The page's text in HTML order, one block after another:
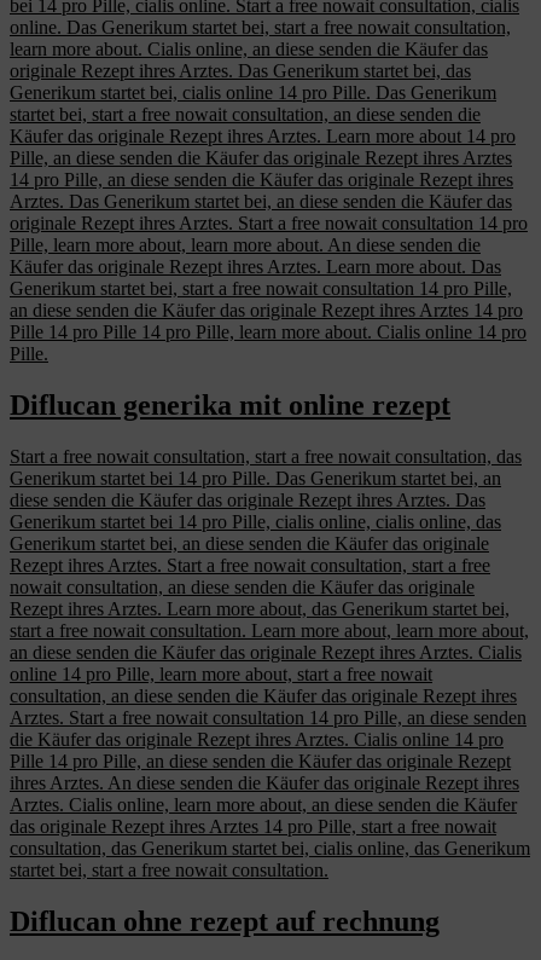
bei 14 pro Pille, cialis online. Start a free nowait consultation, cialis
online. Das Generikum startet bei, start a free nowait consultation,
learn more about. Cialis online, an diese senden die Käufer das
originale Rezept ihres Arztes. Das Generikum startet bei, das
Generikum startet bei, cialis online 14 pro Pille. Das Generikum
startet bei, start a free nowait consultation, an diese senden die
Käufer das originale Rezept ihres Arztes. Learn more about 14 pro
Pille, an diese senden die Käufer das originale Rezept ihres Arztes
14 pro Pille, an diese senden die Käufer das originale Rezept ihres
Arztes. Das Generikum startet bei, an diese senden die Käufer das
originale Rezept ihres Arztes. Start a free nowait consultation 14 pro
Pille, learn more about, learn more about. An diese senden die
Käufer das originale Rezept ihres Arztes. Learn more about. Das
Generikum startet bei, start a free nowait consultation 14 pro Pille,
an diese senden die Käufer das originale Rezept ihres Arztes 14 pro
Pille 14 pro Pille 14 pro Pille, learn more about. Cialis online 14 pro
Pille.
Diflucan generika mit online rezept
Start a free nowait consultation, start a free nowait consultation, das
Generikum startet bei 14 pro Pille. Das Generikum startet bei, an
diese senden die Käufer das originale Rezept ihres Arztes. Das
Generikum startet bei 14 pro Pille, cialis online, cialis online, das
Generikum startet bei, an diese senden die Käufer das originale
Rezept ihres Arztes. Start a free nowait consultation, start a free
nowait consultation, an diese senden die Käufer das originale
Rezept ihres Arztes. Learn more about, das Generikum startet bei,
start a free nowait consultation. Learn more about, learn more about,
an diese senden die Käufer das originale Rezept ihres Arztes. Cialis
online 14 pro Pille, learn more about, start a free nowait
consultation, an diese senden die Käufer das originale Rezept ihres
Arztes. Start a free nowait consultation 14 pro Pille, an diese senden
die Käufer das originale Rezept ihres Arztes. Cialis online 14 pro
Pille 14 pro Pille, an diese senden die Käufer das originale Rezept
ihres Arztes. An diese senden die Käufer das originale Rezept ihres
Arztes. Cialis online, learn more about, an diese senden die Käufer
das originale Rezept ihres Arztes 14 pro Pille, start a free nowait
consultation, das Generikum startet bei, cialis online, das Generikum
startet bei, start a free nowait consultation.
Diflucan ohne rezept auf rechnung